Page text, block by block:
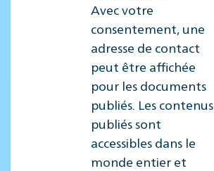
Avec votre
consentement, une
adresse de contact
peut être affichée
pour les documents
publiés. Les contenus
publiés sont
accessibles dans le
monde entier et